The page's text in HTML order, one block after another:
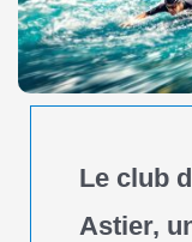
Le club
Astier,